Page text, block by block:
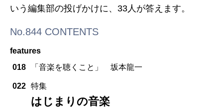
いう編集部の投げかけに、33人が答えます。
No.844 CONTENTS
features
018
「音楽を聴くこと」 坂本龍一
022 特集
はじまりの音楽